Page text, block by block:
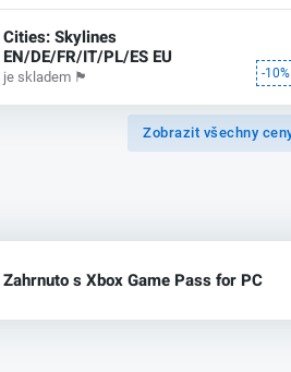
Cities: Skylines
EN/DE/FR/IT/PL/ES EU
je skladem 🏴 -
Zobrazit všechny
Zahrnuto s Xbox Game Pass for PC